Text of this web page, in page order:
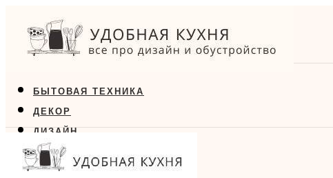
БЫТОВАЯ ТЕХНИКА
ДЕКОР
ДИЗАЙН
ЕДА
МЕБЕЛЬ